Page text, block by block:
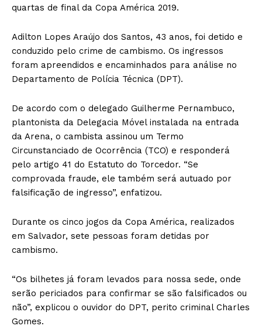
quartas de final da Copa América 2019.
Adilton Lopes Araújo dos Santos, 43 anos, foi detido e
conduzido pelo crime de cambismo. Os ingressos
foram apreendidos e encaminhados para análise no
Departamento de Polícia Técnica (DPT).
De acordo com o delegado Guilherme Pernambuco,
plantonista da Delegacia Móvel instalada na entrada
da Arena, o cambista assinou um Termo
Circunstanciado de Ocorrência (TCO) e responderá
pelo artigo 41 do Estatuto do Torcedor. “Se
comprovada fraude, ele também será autuado por
falsificação de ingresso”, enfatizou.
Durante os cinco jogos da Copa América, realizados
em Salvador, sete pessoas foram detidas por
cambismo.
“Os bilhetes já foram levados para nossa sede, onde
serão periciados para confirmar se são falsificados ou
não”, explicou o ouvidor do DPT, perito criminal Charles
Gomes.